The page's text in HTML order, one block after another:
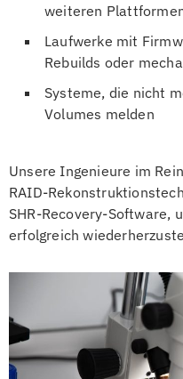
weiteren
Laufwerke mit
Rebuilds oder
Systeme, die nicht
Volumes melden
Unsere Ingenieure im
RAID-
SHR-Recovery-Software,
erfolgreich